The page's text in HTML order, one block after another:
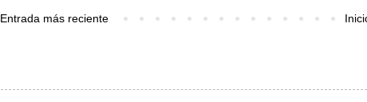
Entrada más reciente